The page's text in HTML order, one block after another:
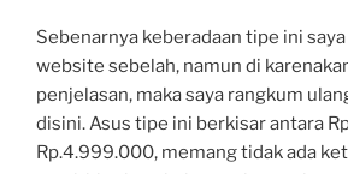
Sebenarnya keberadaan tipe ini
website sebelah, namun di
penjelasan, maka saya rangkum
disini. Asus tipe ini berkisar antara
Rp.4.999.000, memang tidak ada